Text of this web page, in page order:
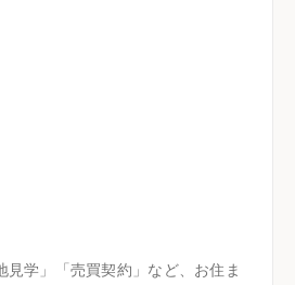
見学」「売買契約」など、お住ま